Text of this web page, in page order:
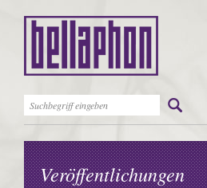
Veröffentlichungen